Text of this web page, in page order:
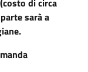
sarà a